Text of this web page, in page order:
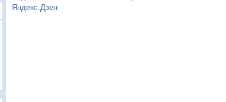
Яндекс.Дзен